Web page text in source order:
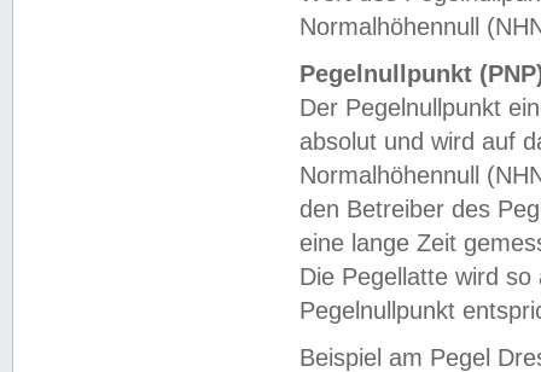
Normalhöhennull
Pegelnullpunkt
Der Pegelnullpunkt
absolut und wird auf
Normalhöhennull
den Betreiber des
eine lange Zeit
Die Pegellatte wird
Pegelnullpunkt
Beispiel am Pegel